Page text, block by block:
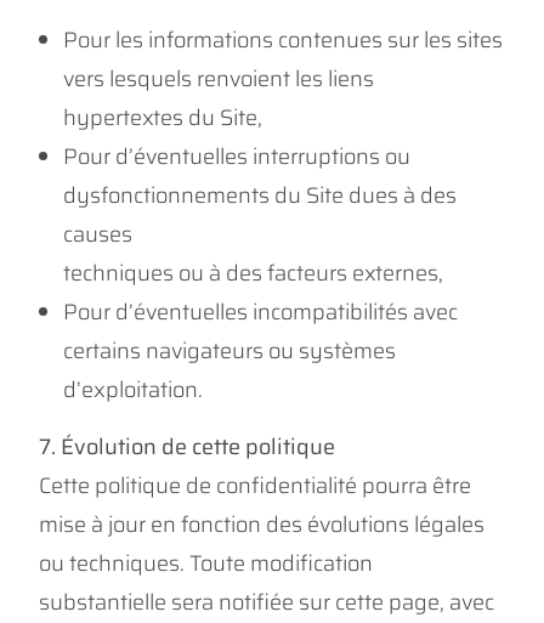
Pour les informations contenues sur les sites
vers lesquels renvoient les liens
hypertextes du Site,
Pour d’éventuelles interruptions ou
dysfonctionnements du Site dues à des
causes
techniques ou à des facteurs externes,
Pour d’éventuelles incompatibilités avec
certains navigateurs ou systèmes
d’exploitation.
7. Évolution de cette politique
Cette politique de confidentialité pourra être
mise à jour en fonction des évolutions légales
ou techniques. Toute modification
substantielle sera notifiée sur cette page, avec